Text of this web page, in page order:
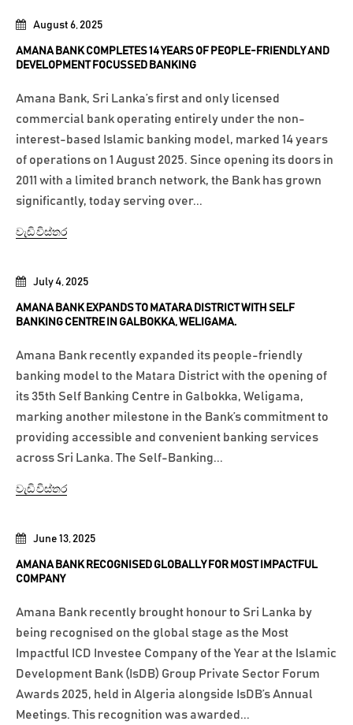
June 13, 2025
AMANA BANK RECOGNISED GLOBALLY FOR MOST IMPACTFUL
COMPANY
Amana Bank recently brought honour to Sri Lanka by
being recognised on the global stage as the Most
Impactful ICD Investee Company of the Year at the Islamic
Development Bank (IsDB) Group Private Sector Forum
Awards 2025, held in Algeria alongside IsDB’s Annual
Meetings. This recognition was awarded...
July 4, 2025
AMANA BANK EXPANDS TO MATARA DISTRICT WITH SELF
BANKING CENTRE IN GALBOKKA, WELIGAMA.
Amana Bank recently expanded its people-friendly
banking model to the Matara District with the opening of
its 35th Self Banking Centre in Galbokka, Weligama,
marking another milestone in the Bank’s commitment to
providing accessible and convenient banking services
across Sri Lanka. The Self-Banking...
වැඩි විස්තර
August 6, 2025
AMANA BANK COMPLETES 14 YEARS OF PEOPLE-FRIENDLY AND
DEVELOPMENT FOCUSSED BANKING
Amana Bank, Sri Lanka’s first and only licensed
commercial bank operating entirely under the non-
interest-based Islamic banking model, marked 14 years
of operations on 1 August 2025. Since opening its doors in
2011 with a limited branch network, the Bank has grown
significantly, today serving over...
වැඩි විස්තර